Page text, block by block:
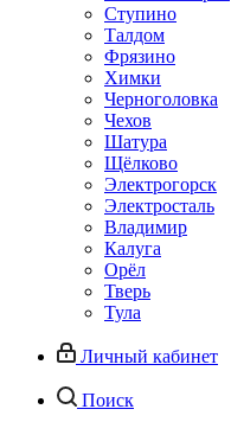
Ступино
Талдом
Фрязино
Химки
Черноголовка
Чехов
Шатура
Щёлково
Электрогорск
Электросталь
Владимир
Калуга
Орёл
Тверь
Тула
Личный кабинет
Поиск